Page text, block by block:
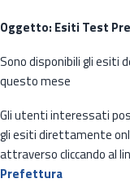
Oggetto: Esiti Test
Sono disponibili gli esiti
questo mese
Gli utenti interessati
gli esiti direttamente
attraverso cliccando al
Prefettura